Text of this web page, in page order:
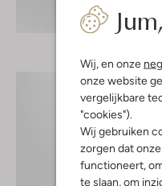
Wij, en onze
onze website
vergelijkbare
"cookies").
Wij gebruiken
zorgen dat
functioneert,
te slaan, om
Ontdek de look